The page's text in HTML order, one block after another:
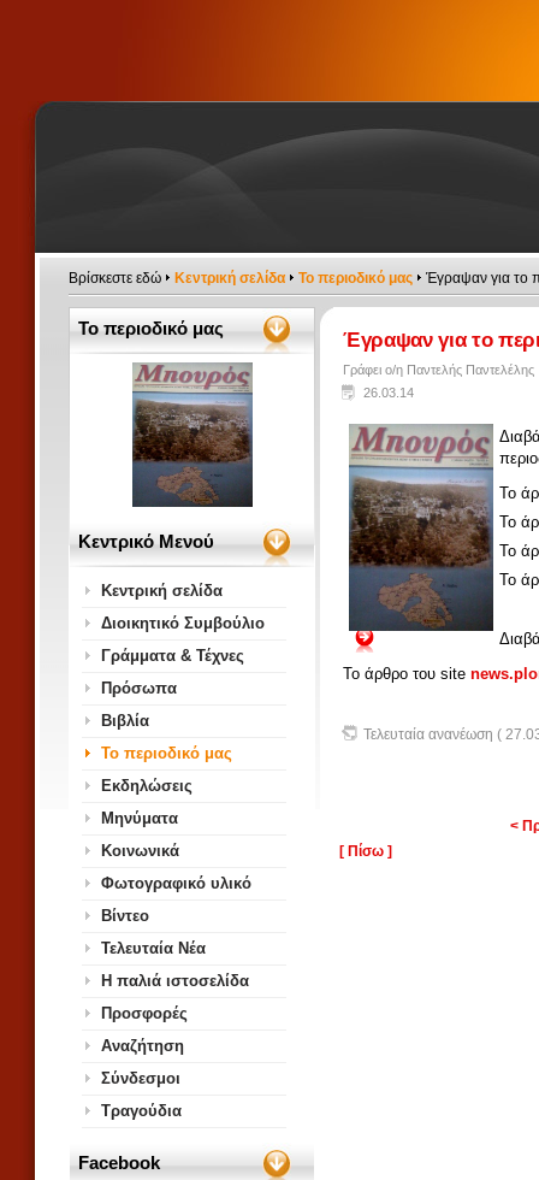
Βρίσκεστε εδώ Κεντρική σελίδα Το περιοδικό μας Έγραψαν για το
Έγραψαν για το
Γράφει ο/η Παντελής Παντελέλης
26.03.14
Το
Το
Το
Το
Το άρθρο του site
Τελευταία ανανέωση (
<
[ Πίσω ]
Το περιοδικό μας
Κεντρικό Μενού
Κεντρική σελίδα
Διοικητικό Συμβούλιο
Γράμματα & Τέχνες
Πρόσωπα
Βιβλία
Το περιοδικό μας
Εκδηλώσεις
Μηνύματα
Κοινωνικά
Φωτογραφικό υλικό
Βίντεο
Τελευταία Νέα
Η παλιά ιστοσελίδα
Προσφορές
Αναζήτηση
Σύνδεσμοι
Τραγούδια
Facebook